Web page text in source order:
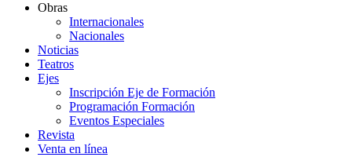
Obras
Internacionales
Nacionales
Noticias
Teatros
Ejes
Inscripción Eje de Formación
Programación Formación
Eventos Especiales
Revista
Venta en línea